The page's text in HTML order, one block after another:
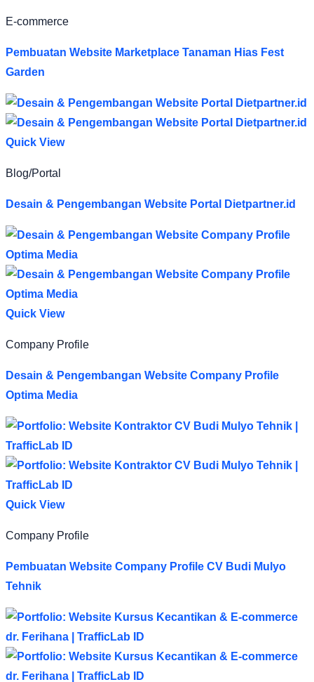
E-commerce
Pembuatan Website Marketplace Tanaman Hias Fest
Garden
Quick View
Blog/Portal
Desain & Pengembangan Website Portal Dietpartner.id
Quick View
Company Profile
Desain & Pengembangan Website Company Profile
Optima Media
Quick View
Company Profile
Pembuatan Website Company Profile CV Budi Mulyo
Tehnik